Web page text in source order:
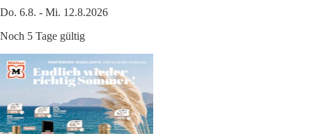
Do. 6.8. - Mi. 12.8.2026
Noch 5 Tage gültig